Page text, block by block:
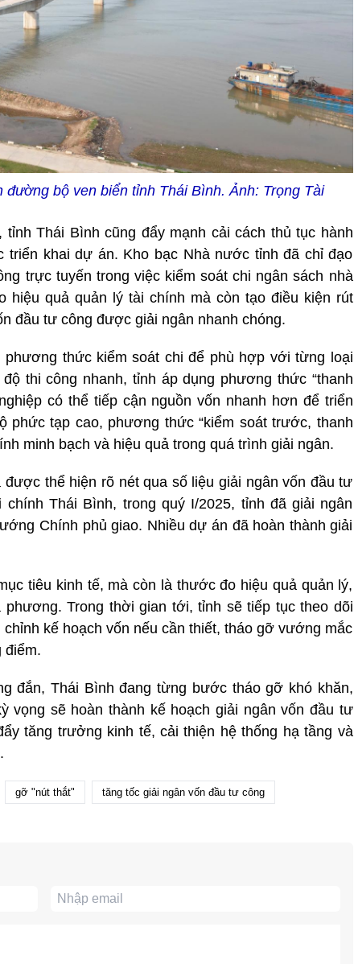
bộ ven biển tỉnh Thái Bình. Ảnh: Trọng Tài
Thái Bình cũng đẩy mạnh cải cách thủ tục hành
triển khai dự án. Kho bạc Nhà nước tỉnh đã chỉ đạo
trực tuyến trong việc kiểm soát chi ngân sách nhà
hiệu quả quản lý tài chính mà còn tạo điều kiện rút
đầu tư công được giải ngân nhanh chóng.
phương thức kiểm soát chi để phù hợp với từng loại
thi công nhanh, tỉnh áp dụng phương thức “thanh
có thể tiếp cận nguồn vốn nhanh hơn để triển
phức tạp cao, phương thức “kiểm soát trước, thanh
minh bạch và hiệu quả trong quá trình giải ngân.
thể hiện rõ nét qua số liệu giải ngân vốn đầu tư
Thái Bình, trong quý I/2025, tỉnh đã giải ngân
Chính phủ giao. Nhiều dự án đã hoàn thành giải
tiêu kinh tế, mà còn là thước đo hiệu quả quản lý,
Trong thời gian tới, tỉnh sẽ tiếp tục theo dõi
kế hoạch vốn nếu cần thiết, tháo gỡ vướng mắc
điểm.
đắn, Thái Bình đang từng bước tháo gỡ khó khăn,
vọng sẽ hoàn thành kế hoạch giải ngân vốn đầu tư
tăng trưởng kinh tế, cải thiện hệ thống hạ tầng và
gỡ "nút thắt" tăng tốc giải ngân vốn đầu tư công